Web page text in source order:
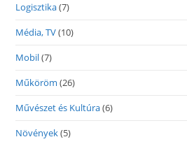
Logisztika(7)
Média, TV(10)
Mobil(7)
Műköröm (26)
Művészet és Kultúra(6)
Növények(5)